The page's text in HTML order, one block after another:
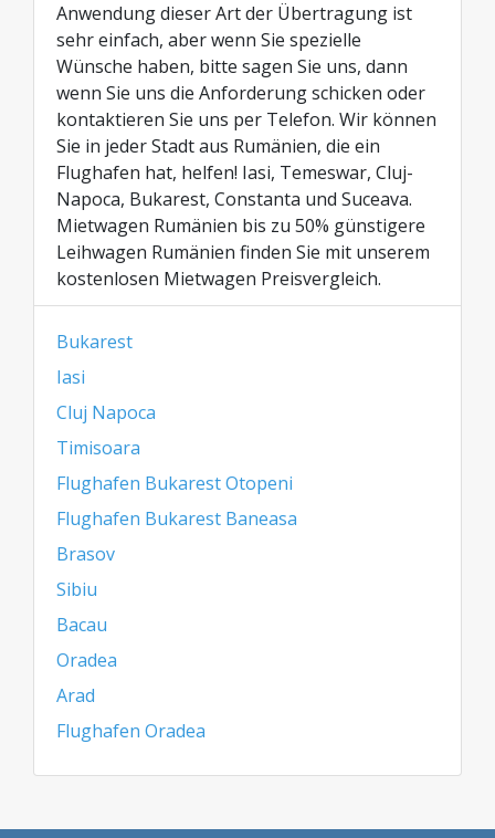
Anwendung dieser Art der Übertragung ist
sehr einfach, aber wenn Sie spezielle
Wünsche haben, bitte sagen Sie uns, dann
wenn Sie uns die Anforderung schicken oder
kontaktieren Sie uns per Telefon. Wir können
Sie in jeder Stadt aus Rumänien, die ein
Flughafen hat, helfen! Iasi, Temeswar, Cluj-
Napoca, Bukarest, Constanta und Suceava.
Mietwagen Rumänien bis zu 50% günstigere
Leihwagen Rumänien finden Sie mit unserem
kostenlosen Mietwagen Preisvergleich.
Bukarest
Iasi
Cluj Napoca
Timisoara
Flughafen Bukarest Otopeni
Flughafen Bukarest Baneasa
Brasov
Sibiu
Bacau
Oradea
Arad
Flughafen Oradea